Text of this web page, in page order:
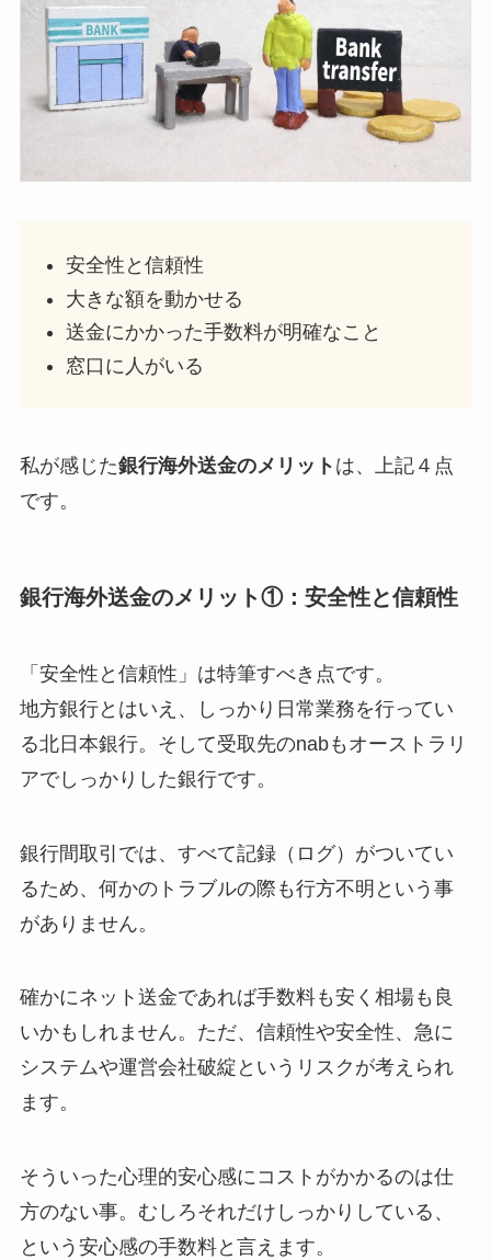
安全性と信頼性
大きな額を動かせる
送金にかかった手数料が明確なこと
窓口に人がいる
私が感じた銀行海外送金のメリット は、上記４点
です。
銀行海外送金のメリット①：安全性と信頼性
「安全性と信頼性」は特筆すべき点です。
地方銀行とはいえ、しっかり日常業務を行ってい
る北日本銀行。そして受取先のnabもオーストラリ
アでしっかりした銀行です。
銀行間取引では、すべて記録（ログ）がついてい
るため、何かのトラブルの際も行方不明という事
がありません。
確かにネット送金であれば手数料も安く相場も良
いかもしれません。ただ、信頼性や安全性、急に
システムや運営会社破綻というリスクが考えられ
ます。
そういった心理的安心感にコストがかかるのは仕
方のない事。むしろそれだけしっかりしている、
という安心感の手数料と言えます。